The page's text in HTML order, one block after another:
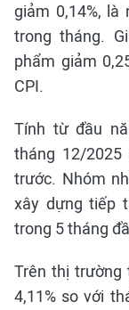
giảm 0,14%,
trong tháng.
phẩm giảm
CPI.
Tính từ đầu
tháng 12/
trước. Nhóm
xây dựng tiếp
trong 5 tháng
Trên thị trường
4,11% so với